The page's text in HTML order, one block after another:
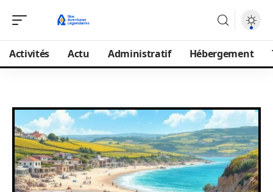
Activités Actu Administratif Hébergement